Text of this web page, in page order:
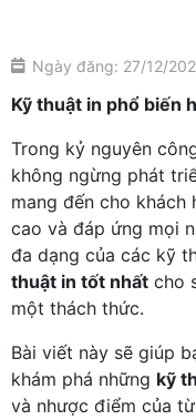
Ngày đăng: 27/12/
Kỹ thuật in phổ biến
Trong kỷ nguyên
không ngừng phát
mang đến cho khách
cao và đáp ứng mọi
đa dạng của các kỹ
thuật in tốt nhất cho
một thách thức.
Bài viết này sẽ giúp
khám phá những kỹ
và nhược điểm của